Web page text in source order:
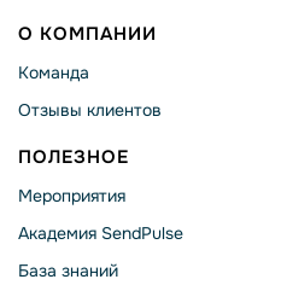
О КОМПАНИИ
Команда
Отзывы клиентов
ПОЛЕЗНОЕ
Мероприятия
Академия SendPulse
База знаний